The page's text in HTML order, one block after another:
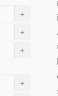
+
+
+
+